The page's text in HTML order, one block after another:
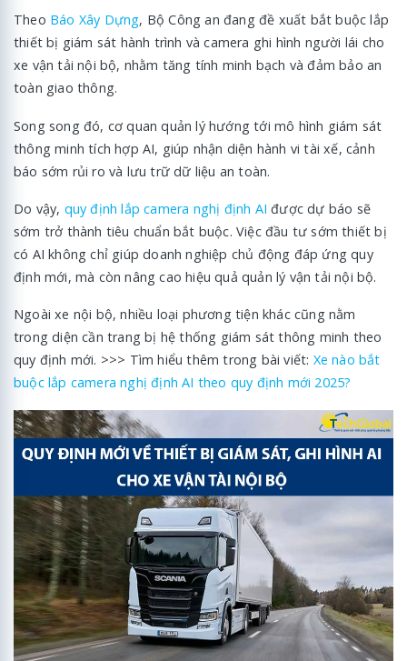
Theo Báo Xây Dựng, Bộ Công an đang đề xuất bắt buộc lắp
thiết bị giám sát hành trình và camera ghi hình người lái cho
xe vận tải nội bộ, nhằm tăng tính minh bạch và đảm bảo an
toàn giao thông.
Song song đó, cơ quan quản lý hướng tới mô hình giám sát
thông minh tích hợp AI, giúp nhận diện hành vi tài xế, cảnh
báo sớm rủi ro và lưu trữ dữ liệu an toàn.
Do vậy, quy định lắp camera nghị định AI được dự báo sẽ
sớm trở thành tiêu chuẩn bắt buộc. Việc đầu tư sớm thiết bị
có AI không chỉ giúp doanh nghiệp chủ động đáp ứng quy
định mới, mà còn nâng cao hiệu quả quản lý vận tải nội bộ.
Ngoài xe nội bộ, nhiều loại phương tiện khác cũng nằm
trong diện cần trang bị hệ thống giám sát thông minh theo
quy định mới. >>> Tìm hiểu thêm trong bài viết: Xe nào bắt
buộc lắp camera nghị định AI theo quy định mới 2025?